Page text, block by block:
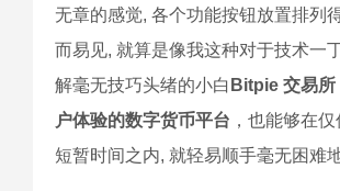
无章的感觉, 各个功能按钮放置排列
而易见, 就算是像我这种对于技术一
解毫无技巧头绪的小白 Bitpie 交易所
户体验的数字货币平台 ，也能够在
短暂时间之内, 就轻易顺手毫无困难